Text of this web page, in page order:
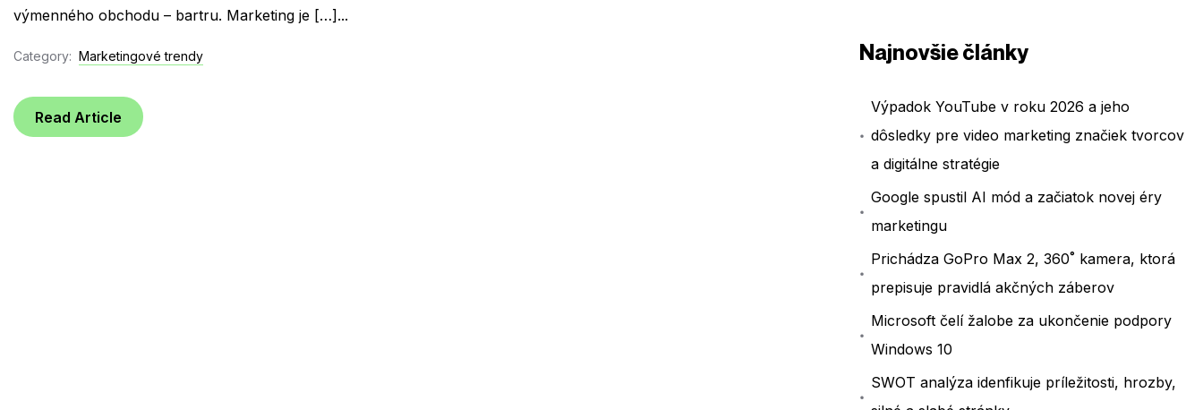
výmenného obchodu – bartru. Marketing je […]...
Category: Marketingové trendy
Read Article
Najnovšie články
Výpadok YouTube v roku 2026 a jeho
dôsledky pre video marketing značiek tvorcov
a digitálne stratégie
Google spustil AI mód a začiatok novej éry
marketingu
Prichádza GoPro Max 2, 360˚ kamera, ktorá
prepisuje pravidlá akčných záberov
Microsoft čelí žalobe za ukončenie podpory
Windows 10
SWOT analýza idenfikuje príležitosti, hrozby,